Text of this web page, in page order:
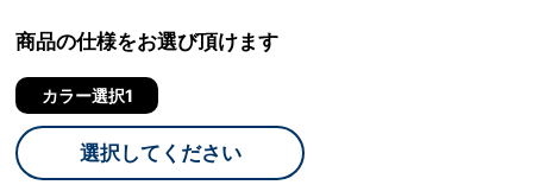
商品の仕様をお選び頂けます
カラー選択1
選択してください